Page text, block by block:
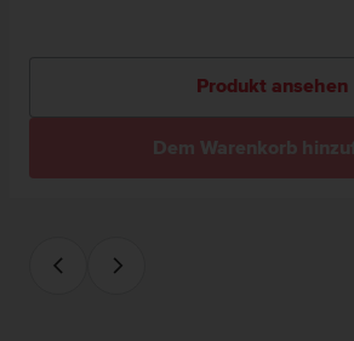
Produkt ansehen
Dem Warenkorb